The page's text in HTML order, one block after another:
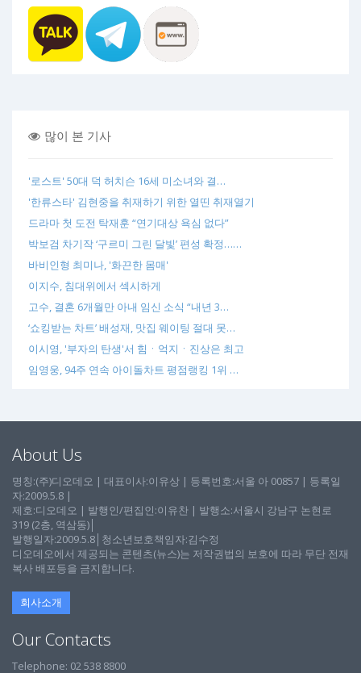
많이 본 기사
'로스트' 50대 덕 허치슨 16세 미소녀와 결…
'한류스타' 김현중을 취재하기 위한 열띤 취재열기
드라마 첫 도전 탁재훈 “연기대상 욕심 없다”
박보검 차기작 ‘구르미 그린 달빛’ 편성 확정……
바비인형 최미나, '화끈한 몸매'
이지수, 침대위에서 섹시하게
고수, 결혼 6개월만 아내 임신 소식 “내년 3…
‘쇼킹받는 차트’ 배성재, 맛집 웨이팅 절대 못…
이시영, '부자의 탄생'서 힘ㆍ억지ㆍ진상은 최고
임영웅, 94주 연속 아이돌차트 평점랭킹 1위 …
About Us
명칭:(주)디오데오 | 대표이사:이유상 | 등록번호:서울 아 00857 | 등록일
자:2009.5.8 |
제호:디오데오 | 발행인/편집인:이유찬 | 발행소:서울시 강남구 논현로
319 (2층, 역삼동)│
발행일자:2009.5.8│청소년보호책임자:김수정
디오데오에서 제공되는 콘텐츠(뉴스)는 저작권법의 보호에 따라 무단 전재
복사 배포등을 금지합니다.
회사소개
Our Contacts
Telephone: 02 538 8800